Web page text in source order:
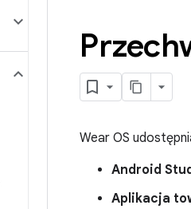
Wear OS
Android
Aplikacja